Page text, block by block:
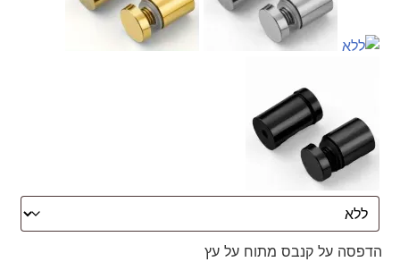
הדפסה על קנבס מתוח על עץ